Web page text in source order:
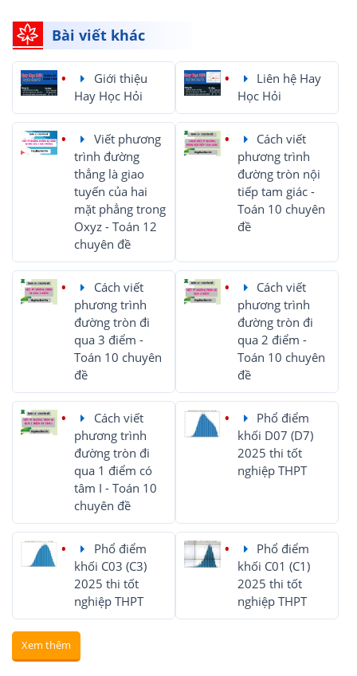
Bài viết khác
Giới thiệu
Hay Học Hỏi
Liên hệ Hay
Học Hỏi
Viết phương
trình đường
thẳng là giao
tuyến của hai
mặt phẳng trong
Oxyz - Toán 12
chuyên đề
Cách viết
phương trình
đường tròn nội
tiếp tam giác -
Toán 10 chuyên
đề
Cách viết
phương trình
đường tròn đi
qua 3 điểm -
Toán 10 chuyên
đề
Cách viết
phương trình
đường tròn đi
qua 2 điểm -
Toán 10 chuyên
đề
Cách viết
phương trình
đường tròn đi
qua 1 điểm có
tâm I - Toán 10
chuyên đề
Phổ điểm
khối D07 (D7)
2025 thi tốt
nghiệp THPT
Phổ điểm
khối C03 (C3)
2025 thi tốt
nghiệp THPT
Phổ điểm
khối C01 (C1)
2025 thi tốt
nghiệp THPT
Xem thêm